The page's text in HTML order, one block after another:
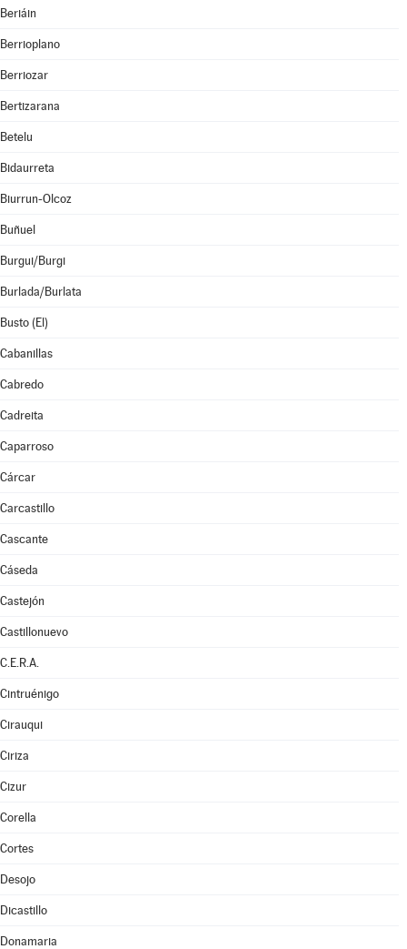
Beriáin
Berrioplano
Berriozar
Bertizarana
Betelu
Bidaurreta
Biurrun-Olcoz
Buñuel
Burgui/Burgi
Burlada/Burlata
Busto (El)
Cabanillas
Cabredo
Cadreita
Caparroso
Cárcar
Carcastillo
Cascante
Cáseda
Castejón
Castillonuevo
C.E.R.A.
Cintruénigo
Cirauqui
Ciriza
Cizur
Corella
Cortes
Desojo
Dicastillo
Donamaria